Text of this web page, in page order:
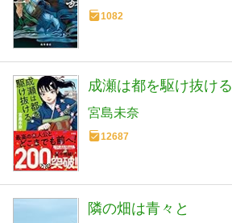
1082
成瀬は都を駆け抜ける
宮島未奈
12687
隣の畑は青々と